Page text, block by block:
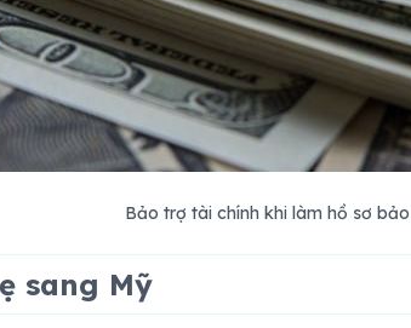
Bảo trợ tài chính khi làm hồ sơ
sang Mỹ